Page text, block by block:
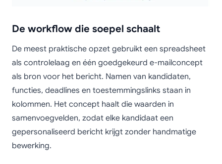
De workflow die soepel schaalt
De meest praktische opzet gebruikt een spreadsheet
als controlelaag en één goedgekeurd e-mailconcept
als bron voor het bericht. Namen van kandidaten,
functies, deadlines en toestemmingslinks staan in
kolommen. Het concept haalt die waarden in
samenvoegvelden, zodat elke kandidaat een
gepersonaliseerd bericht krijgt zonder handmatige
bewerking.